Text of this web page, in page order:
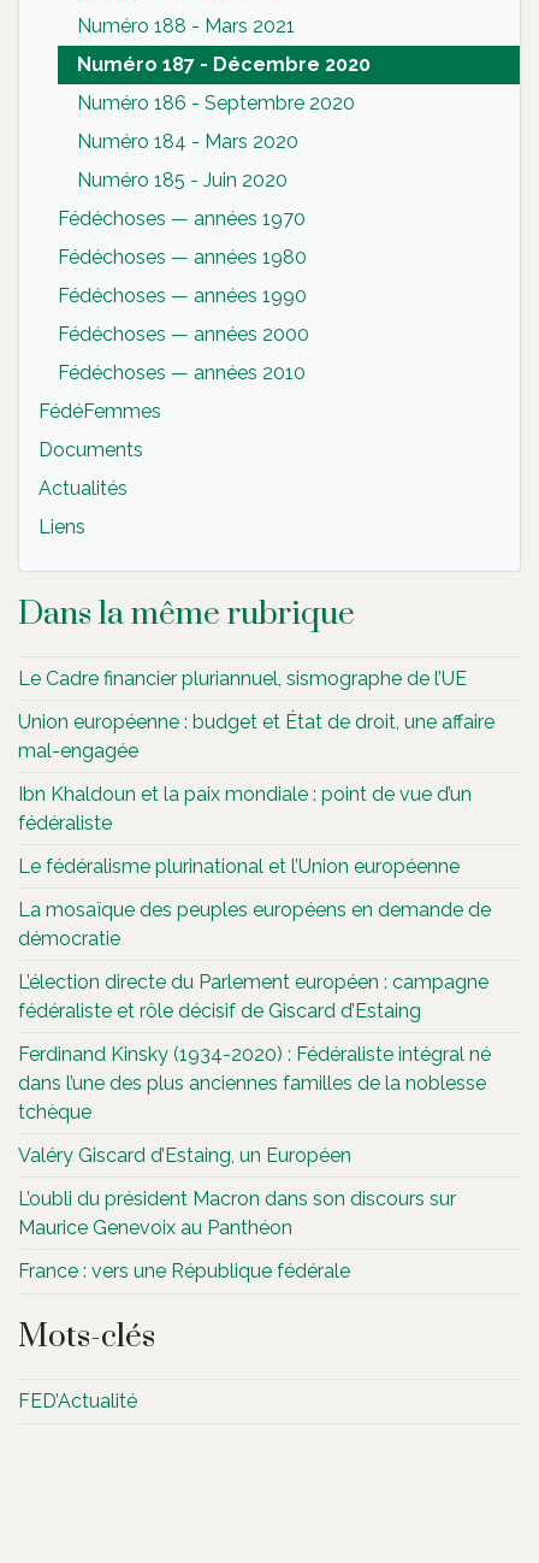
Numéro 188 - Mars 2021
Numéro 187 - Décembre 2020
Numéro 186 - Septembre 2020
Numéro 184 - Mars 2020
Numéro 185 - Juin 2020
Fédéchoses — années 1970
Fédéchoses — années 1980
Fédéchoses — années 1990
Fédéchoses — années 2000
Fédéchoses — années 2010
FédéFemmes
Documents
Actualités
Liens
Dans la même rubrique
Le Cadre financier pluriannuel, sismographe de l’UE
Union européenne : budget et État de droit, une affaire
mal-engagée
Ibn Khaldoun et la paix mondiale : point de vue d’un
fédéraliste
Le fédéralisme plurinational et l’Union européenne
La mosaïque des peuples européens en demande de
démocratie
L’élection directe du Parlement européen : campagne
fédéraliste et rôle décisif de Giscard d’Estaing
Ferdinand Kinsky (1934-2020) : Fédéraliste intégral né
dans l’une des plus anciennes familles de la noblesse
tchèque
Valéry Giscard d’Estaing, un Européen
L’oubli du président Macron dans son discours sur
Maurice Genevoix au Panthéon
France : vers une République fédérale
Mots-clés
FED’Actualité